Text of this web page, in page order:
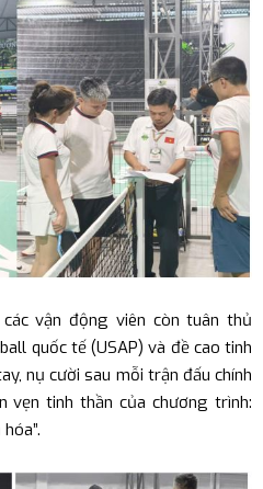
vận động viên còn tuân thủ
quốc tế (USAP) và đề cao tinh
nụ cười sau mỗi trận đấu chính
vẹn tinh thần của chương trình: